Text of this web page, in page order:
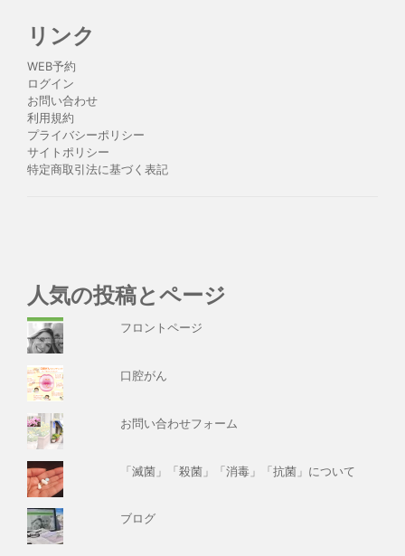
リンク
WEB予約
ログイン
お問い合わせ
利用規約
プライバシーポリシー
サイトポリシー
特定商取引法に基づく表記
人気の投稿とページ
フロントページ
口腔がん
お問い合わせフォーム
「滅菌」「殺菌」「消毒」「抗菌」について
ブログ